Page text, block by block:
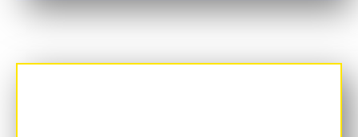
ХИТ